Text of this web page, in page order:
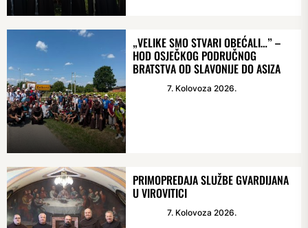
„VELIKE SMO STVARI OBEĆALI…” –
HOD OSJEČKOG PODRUČNOG
BRATSTVA OD SLAVONIJE DO ASIZA
7. Kolovoza 2026.
PRIMOPREDAJA SLUŽBE GVARDIJANA
U VIROVITICI
7. Kolovoza 2026.